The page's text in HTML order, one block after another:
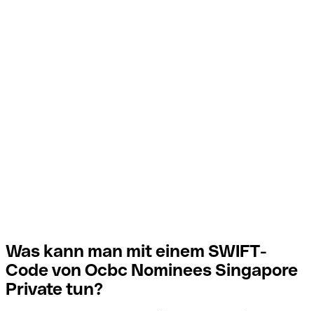
Was kann man mit einem SWIFT-
Code von Ocbc Nominees Singapore
Private tun?